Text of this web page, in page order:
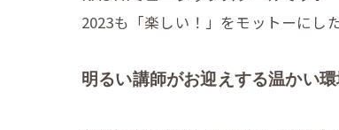
2023も「楽しい！」をモットーにし
明るい講師がお迎えする温かい